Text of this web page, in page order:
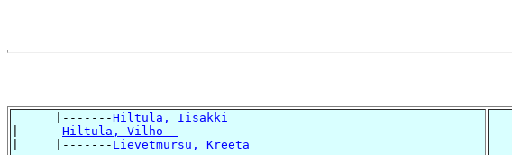
      |-------
Hiltula, Iisakki
|------Hiltula, Vilho
|     |------- Lievetmursu, Kreeta